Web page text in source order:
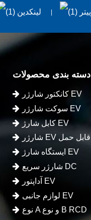
دسته بندی محصولات
کانکتور شارژر EV
سوکت شارژر EV
کابل شارژ EV
شارژر EV قابل حمل
ایستگاه شارژ EV
شارژر سریع DC
آداپتور EV
لوازم جانبی EV
نوع A و نوع B RCD